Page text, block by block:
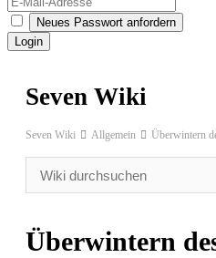
Neues Passwort anfordern
Login
Seven Wiki
Seven Wiki Allgemein Überwintern
Überwintern